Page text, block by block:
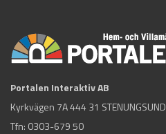
Portalen Interaktiv AB
Kyrkvägen 7A 444 31 STENUNGSUND
Tfn: 0303-679 50